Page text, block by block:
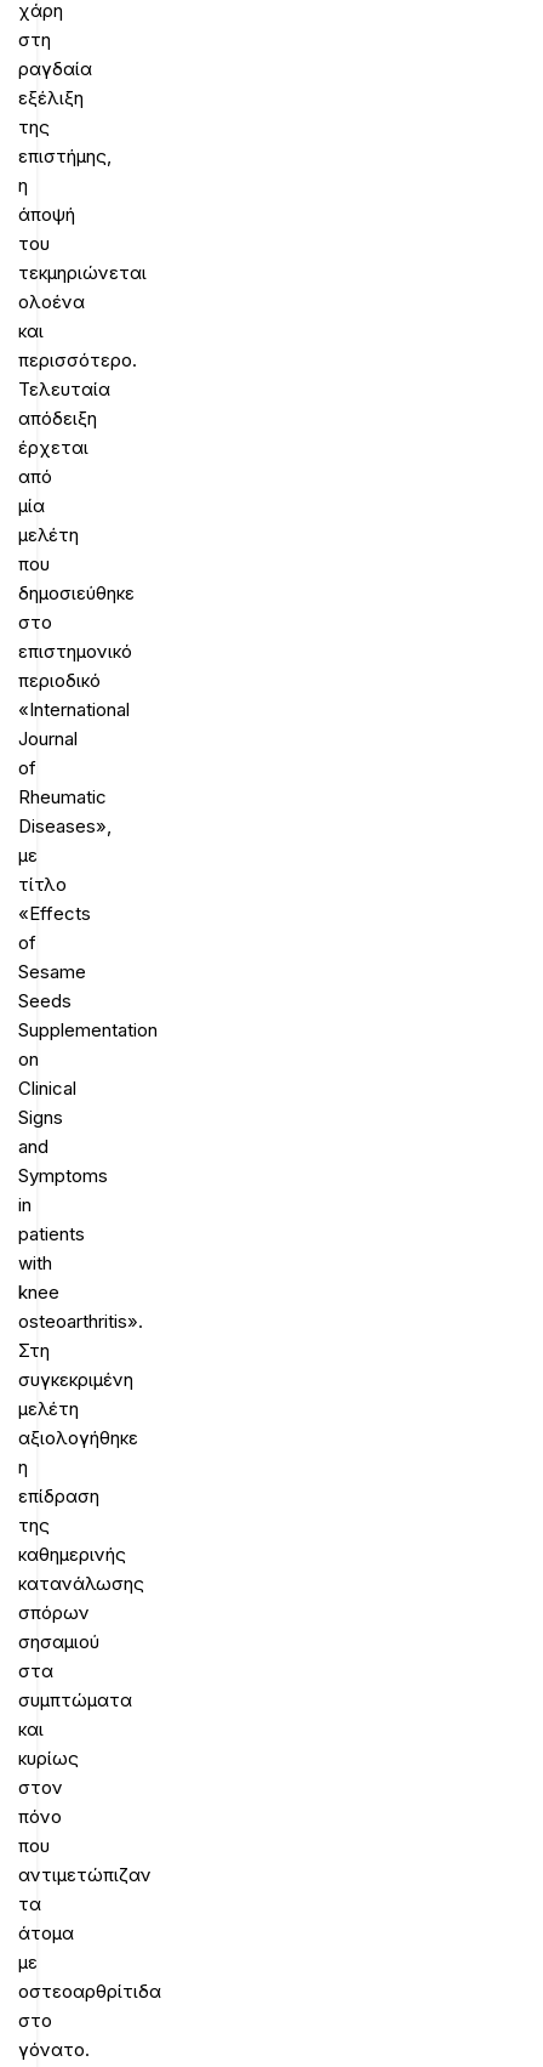
χάρη
στη
ραγδαία
εξέλιξη
της
επιστήμης,
η
άποψή
του
τεκμηριώνεται
ολοένα
και
περισσότερο.
Τελευταία
απόδειξη
έρχεται
από
μία
μελέτη
που
δημοσιεύθηκε
στο
επιστημονικό
περιοδικό
«International
Journal
of
Rheumatic
Diseases»,
με
τίτλο
«Effects
of
Sesame
Seeds
Supplementation
on
Clinical
Signs
and
Symptoms
in
patients
with
knee
osteoarthritis».
Στη
συγκεκριμένη
μελέτη
αξιολογήθηκε
η
επίδραση
της
καθημερινής
κατανάλωσης
σπόρων
σησαμιού
στα
συμπτώματα
και
κυρίως
στον
πόνο
που
αντιμετώπιζαν
τα
άτομα
με
οστεοαρθρίτιδα
στο
γόνατο.